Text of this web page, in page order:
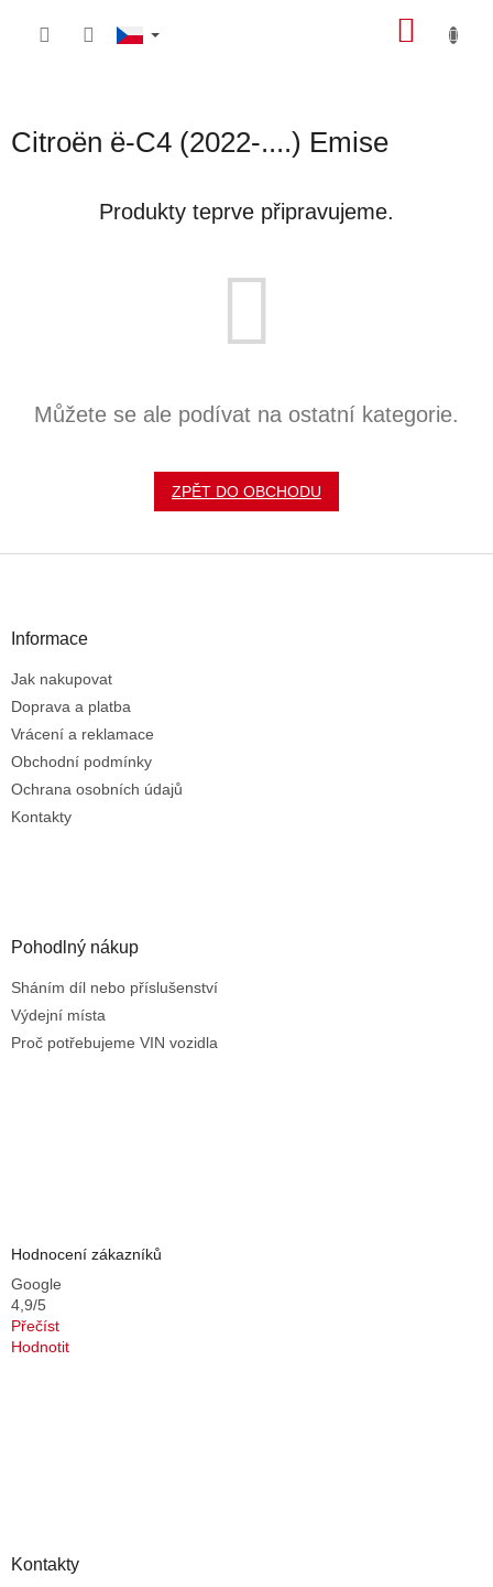
Citroën ë-C4 (2022-....) Emise
Produkty teprve připravujeme.
Můžete se ale podívat na ostatní kategorie.
ZPĚT DO OBCHODU
Informace
Jak nakupovat
Doprava a platba
Vrácení a reklamace
Obchodní podmínky
Ochrana osobních údajů
Kontakty
Pohodlný nákup
Sháním díl nebo příslušenství
Výdejní místa
Proč potřebujeme VIN vozidla
Hodnocení zákazníků
Google
4,9/5
Přečíst
Hodnotit
Kontakty